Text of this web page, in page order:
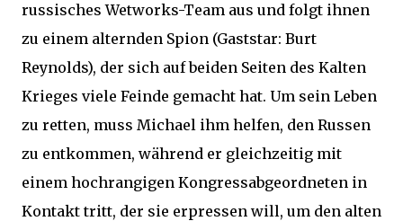
russisches Wetworks-Team aus und folgt ihnen
zu einem alternden Spion (Gaststar: Burt
Reynolds), der sich auf beiden Seiten des Kalten
Krieges viele Feinde gemacht hat. Um sein Leben
zu retten, muss Michael ihm helfen, den Russen
zu entkommen, während er gleichzeitig mit
einem hochrangigen Kongressabgeordneten in
Kontakt tritt, der sie erpressen will, um den alten